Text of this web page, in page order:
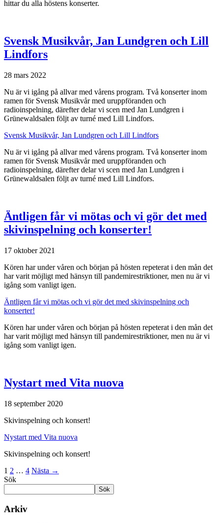
hittar du alla höstens konserter.
Svensk Musikvår, Jan Lundgren och Lill
Lindfors
28 mars 2022
Nu är vi igång på allvar med vårens program. Två konserter inom
ramen för Svensk Musikvår med uruppföranden och
radioinspelning, därefter delar vi scen med Jan Lundgren i
Grünewaldsalen följt av turné med Lill Lindfors.
Svensk Musikvår, Jan Lundgren och Lill Lindfors
Nu är vi igång på allvar med vårens program. Två konserter inom
ramen för Svensk Musikvår med uruppföranden och
radioinspelning, därefter delar vi scen med Jan Lundgren i
Grünewaldsalen följt av turné med Lill Lindfors.
Äntligen får vi mötas och vi gör det med
skivinspelning och konserter!
17 oktober 2021
Kören har under våren och början på hösten repeterat i den mån det
har varit möjligt med hänsyn till pandemirestriktioner, men nu är vi
igång som vanligt igen.
Äntligen får vi mötas och vi gör det med skivinspelning och
konserter!
Kören har under våren och början på hösten repeterat i den mån det
har varit möjligt med hänsyn till pandemirestriktioner, men nu är vi
igång som vanligt igen.
Nystart med Vita nuova
18 september 2020
Skivinspelning och konsert!
Nystart med Vita nuova
Skivinspelning och konsert!
1 2 … 4 Nästa →
Sök
Sök
Arkiv